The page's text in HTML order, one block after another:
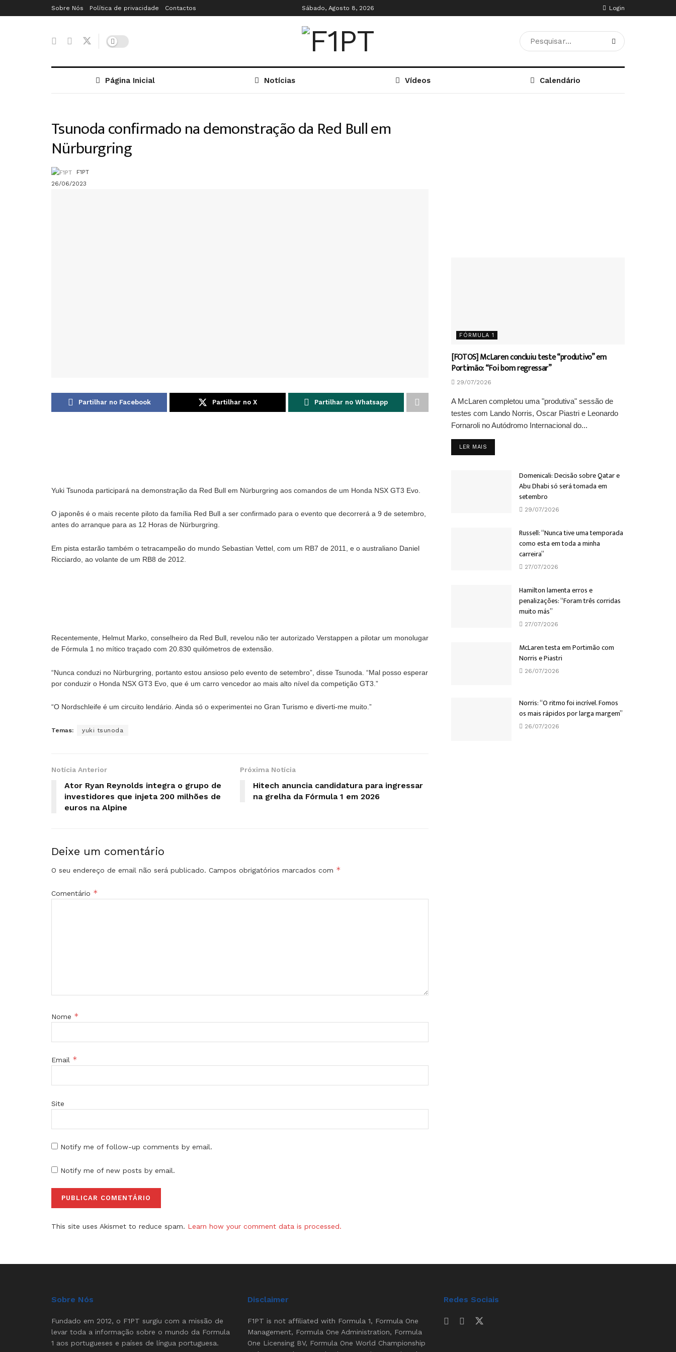
Sobre Nós Política de privacidade Contactos Sábado, Agosto 8, 2026 Login
Página Inicial Notícias Vídeos Calendário
Tsunoda confirmado na demonstração da Red Bull em
Nürburgring
F1PT
26/06/2023
Partilhar no Facebook Partilhar no X Partilhar no Whatsapp
Yuki Tsunoda participará na demonstração da Red Bull em Nürburgring aos comandos de um Honda NSX GT3 Evo.
O japonês é o mais recente piloto da família Red Bull a ser confirmado para o evento que decorrerá a 9 de setembro,
antes do arranque para as 12 Horas de Nürburgring.
Em pista estarão também o tetracampeão do mundo Sebastian Vettel, com um RB7 de 2011, e o australiano Daniel
Ricciardo, ao volante de um RB8 de 2012.
Recentemente, Helmut Marko, conselheiro da Red Bull, revelou não ter autorizado Verstappen a pilotar um monolugar
de Fórmula 1 no mítico traçado com 20.830 quilómetros de extensão.
“Nunca conduzi no Nürburgring, portanto estou ansioso pelo evento de setembro”, disse Tsunoda. “Mal posso esperar
por conduzir o Honda NSX GT3 Evo, que é um carro vencedor ao mais alto nível da competição GT3.”
“O Nordschleife é um circuito lendário. Ainda só o experimentei no Gran Turismo e diverti-me muito.”
Temas: yuki tsunoda
Notícia Anterior
Ator Ryan Reynolds integra o grupo de
investidores que injeta 200 milhões de
euros na Alpine
Próxima Notícia
Hitech anuncia candidatura para ingressar
na grelha da Fórmula 1 em 2026
Deixe um comentário
O seu endereço de email não será publicado. Campos obrigatórios marcados com *
Comentário *
Nome *
Email *
Site
Notify me of follow-up comments by email.
Notify me of new posts by email.
This site uses Akismet to reduce spam. Learn how your comment data is processed.
FÓRMULA 1
[FOTOS] McLaren concluiu teste “produtivo” em
Portimão: “Foi bom regressar”
29/07/2026
A McLaren completou uma "produtiva" sessão de
testes com Lando Norris, Oscar Piastri e Leonardo
Fornaroli no Autódromo Internacional do...
LER MAIS
Domenicali: Decisão sobre Qatar e
Abu Dhabi só será tomada em
setembro
29/07/2026
Russell: “Nunca tive uma temporada
como esta em toda a minha
carreira”
27/07/2026
Hamilton lamenta erros e
penalizações: “Foram três corridas
muito más”
27/07/2026
McLaren testa em Portimão com
Norris e Piastri
26/07/2026
Norris: “O ritmo foi incrível. Fomos
os mais rápidos por larga margem”
26/07/2026
Sobre Nós
Fundado em 2012, o F1PT surgiu com a missão de
levar toda a informação sobre o mundo da Formula
1 aos portugueses e países de língua portuguesa.
Disclaimer
F1PT is not affiliated with Formula 1, Formula One
Management, Formula One Administration, Formula
One Licensing BV, Formula One World Championship
Redes Sociais